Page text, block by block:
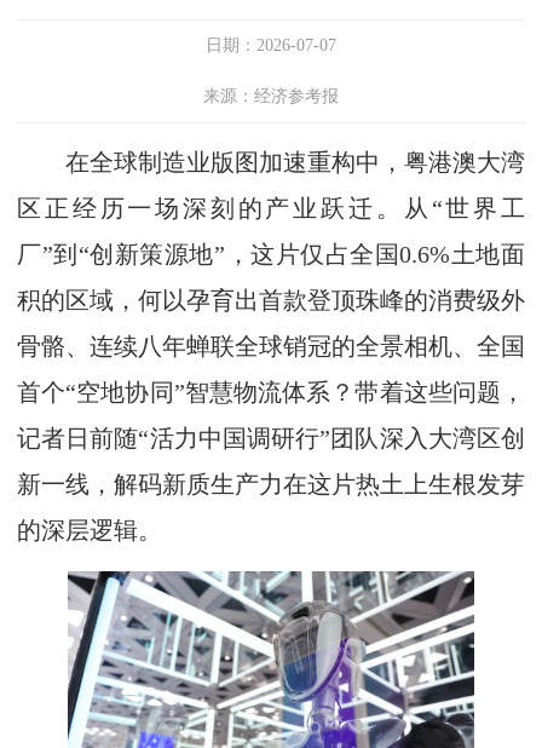
日期：2026-07-07
来源：经济参考报
在全球制造业版图加速重构中，粤港澳大湾
区正经历一场深刻的产业跃迁。从“世界工
厂”到“创新策源地”，这片仅占全国0.6%土地面
积的区域，何以孕育出首款登顶珠峰的消费级外
骨骼、连续八年蝉联全球销冠的全景相机、全国
首个“空地协同”智慧物流体系？带着这些问题，
记者日前随“活力中国调研行”团队深入大湾区创
新一线，解码新质生产力在这片热土上生根发芽
的深层逻辑。